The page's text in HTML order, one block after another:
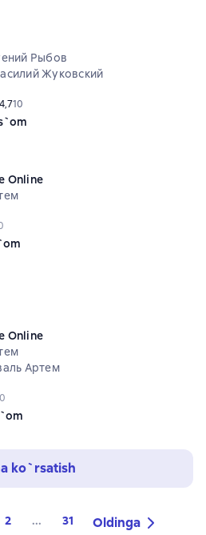
Рыбов
Жуковский
рейтинг 4,7 на основе 10 оценок
4,710
Online
рейтинг 0 на основе 0 оценок
Online
Артем
рейтинг 0 на основе 0 оценок
0
ko`rsatish
2 ... 31 Oldinga